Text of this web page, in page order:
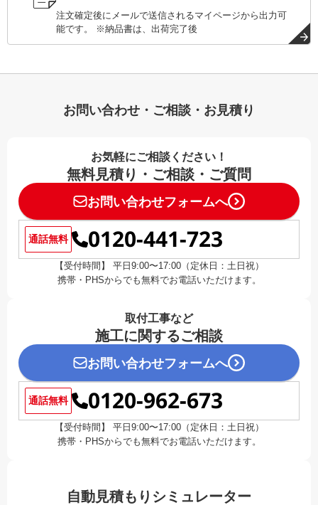
注文確定後にメールで送信されるマイページから出力可
能です。 ※納品書は、出荷完了後
お問い合わせ・ご相談・お見積り
お気軽にご相談ください！
無料見積り・ご相談・ご質問
お問い合わせフォームへ
通話無料 0120-441-723
【受付時間】 平日9:00〜17:00（定休日：土日祝）
携帯・PHSからでも無料でお電話いただけます。
取付工事など
施工に関するご相談
お問い合わせフォームへ
通話無料 0120-962-673
【受付時間】 平日9:00〜17:00（定休日：土日祝）
携帯・PHSからでも無料でお電話いただけます。
自動見積もりシミュレーター